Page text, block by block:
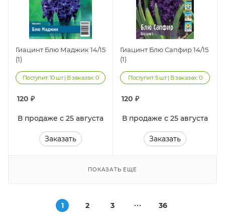
Гиацинт Блю Маджик 14/15
(1)
Поступит: 10 шт. | В заказах: 0
120 ₽
В продаже с 25 августа
Заказать
Гиацинт Блю Сапфир 14/15
(1)
Поступит: 5 шт. | В заказах: 0
120 ₽
В продаже с 25 августа
Заказать
ПОКАЗАТЬ ЕЩЕ
1 2 3 36